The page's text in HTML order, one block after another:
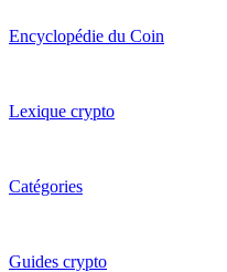
Encyclopédie du Coin
Lexique crypto
Catégories
Guides crypto